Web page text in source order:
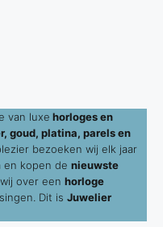
van luxe horloges en
goud, platina, parels en
bezoeken wij elk jaar
en kopen de nieuwste
over een horloge
Dit is Juwelier